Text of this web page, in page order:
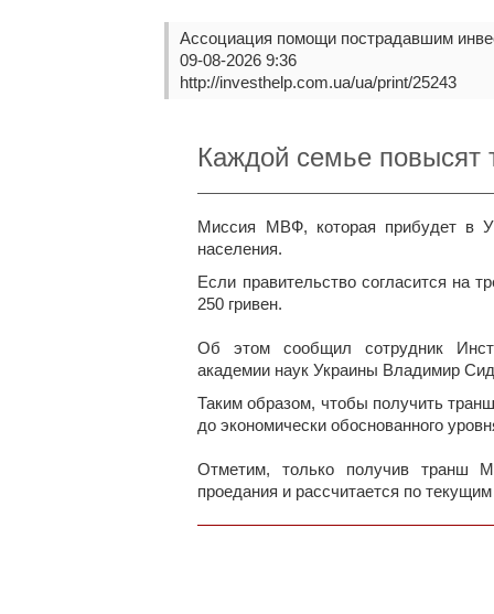
Ассоциация помощи пострадавшим
09-08-2026 9:36
http://investhelp.com.ua/ua/print/25243
Каждой семье повысят
Миссия МВФ, которая прибудет в
населения.
Если правительство согласится на
250 гривен.
Об этом сообщил сотрудник
академии наук Украины Владимир
Таким образом, чтобы получить
до экономически обоснованного
Отметим, только получив транш
проедания и рассчитается по